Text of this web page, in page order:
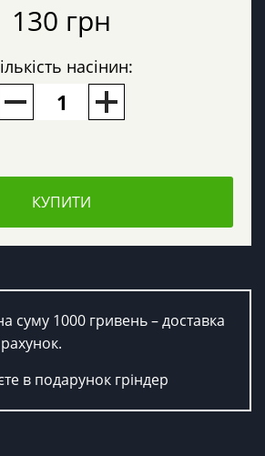
130 грн
насінин:
КУПИТИ
суму 1000 гривень – доставка
в подарунок гріндер